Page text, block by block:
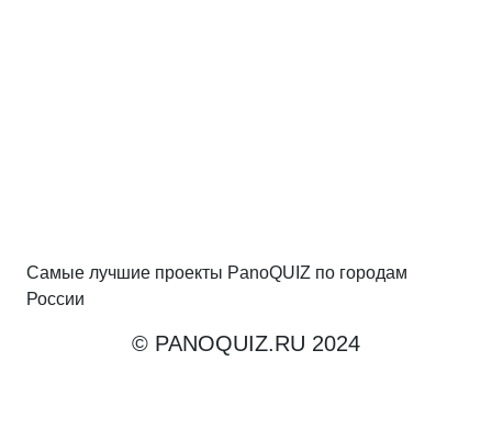
Самые лучшие проекты PanoQUIZ по городам
России
© PANOQUIZ.RU 2024